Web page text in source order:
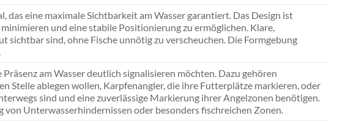
das eine maximale Sichtbarkeit am Wasser garantiert. Das Design ist
und eine stabile Positionierung zu ermöglichen. Klare,
sichtbar sind, ohne Fische unnötig zu verscheuchen. Die Formgebung
am Wasser deutlich signalisieren möchten. Dazu gehören
Stelle ablegen wollen, Karpfenangler, die ihre Futterplätze markieren, oder
sind und eine zuverlässige Markierung ihrer Angelzonen benötigen.
Unterwasserhindernissen oder besonders fischreichen Zonen.